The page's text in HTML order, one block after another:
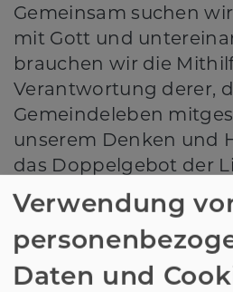
Gemeinsam suchen
mit Gott und
brauchen wir die
Verantwortung derer,
Gemeindeleben
unserem Denken und
das Doppelgebot der
Orientierung: Gott und
lieben - das ist unsere
unsere Leidenschaft.
Verwendung
Daten und